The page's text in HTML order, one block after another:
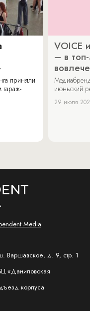
приняли
гараж-
VOICE
– в
июньский
29 июля
Media
Варшавское, д. 9, стр. 1
«Даниловская
корпуса